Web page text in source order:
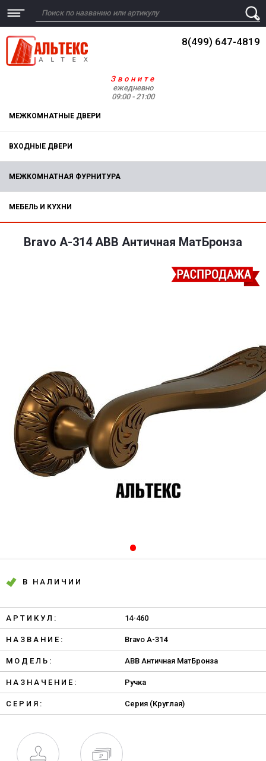
8(499) 647-4819
Звоните
ежедневно
09:00 - 21:00
МЕЖКОМНАТНЫЕ ДВЕРИ
ВХОДНЫЕ ДВЕРИ
МЕЖКОМНАТНАЯ ФУРНИТУРА
МЕБЕЛЬ И КУХНИ
Bravo A-314 ABB Античная МатБронза
В НАЛИЧИИ
АРТИКУЛ: 14-460
НАЗВАНИЕ: Bravo A-314
МОДЕЛЬ: ABB Античная МатБронза
НАЗНАЧЕНИЕ: Ручка
СЕРИЯ: Серия (Круглая)